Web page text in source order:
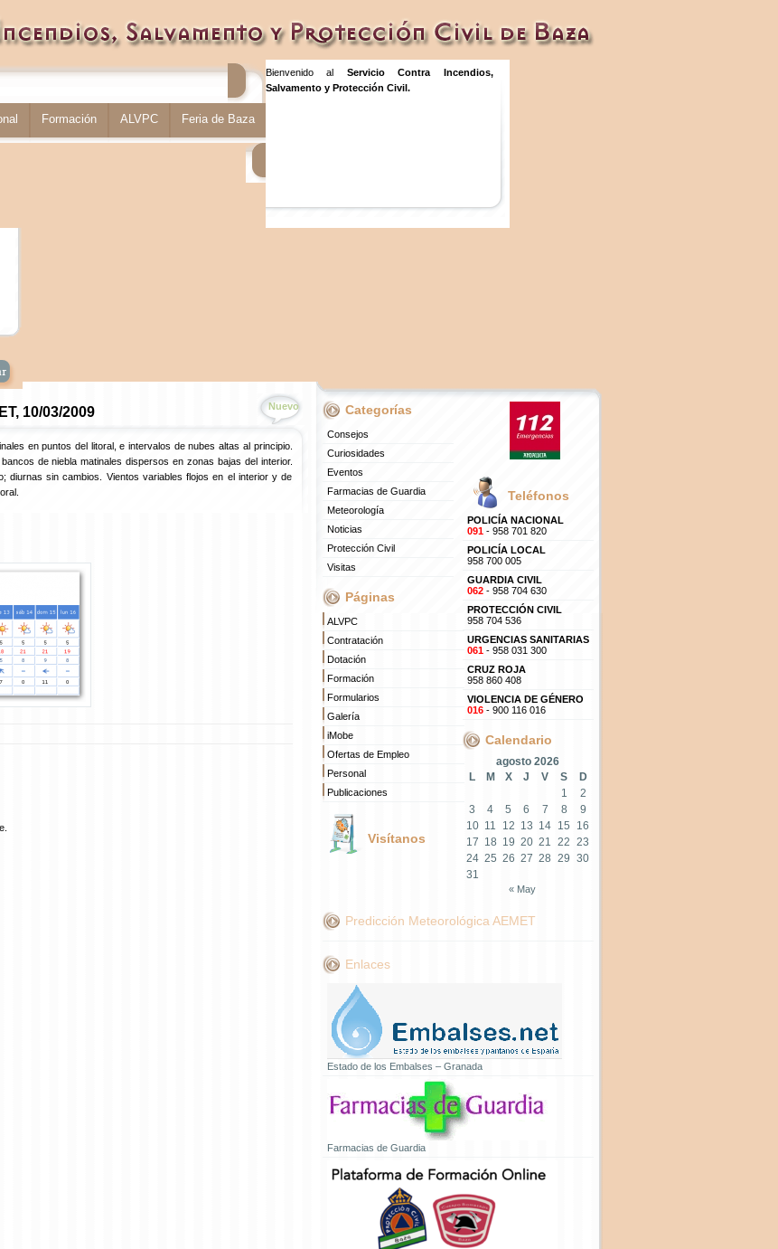
Formación ALVPC Feria de Baza
Bienvenido al Servicio Contra Incendios,
Salvamento y Protección Civil.
10/03/2009 Nuevo
en puntos del litoral, e intervalos de nubes altas al principio.
de niebla matinales dispersos en zonas bajas del interior.
diurnas sin cambios. Vientos variables flojos en el interior y de
Categorías
Consejos
Curiosidades
Eventos
Farmacias de Guardia
Meteorología
Noticias
Protección Civil
Visitas
Páginas
ALVPC
Contratación
Dotación
Formación
Formularios
Galería
iMobe
Ofertas de Empleo
Personal
Publicaciones
Visítanos
Teléfonos
POLICÍA NACIONAL
091- 958 701 820
POLICÍA LOCAL
958 700 005
GUARDIA CIVIL
062- 958 704 630
PROTECCIÓN CIVIL
958 704 536
URGENCIAS SANITARIAS
061- 958 031 300
CRUZ ROJA
958 860 408
VIOLENCIA DE GÉNERO
016- 900 116 016
Calendario
agosto 2026
L
M X J V S
D
1
2
3
4 5 6 7 8
9
10 11 12 13 14 15
16
17 18 19 20 21 22 23
24 25 26 27 28 29 30
31
« May
Predicción Meteorológica AEMET
Enlaces
Estado de los Embalses – Granada
Farmacias de Guardia